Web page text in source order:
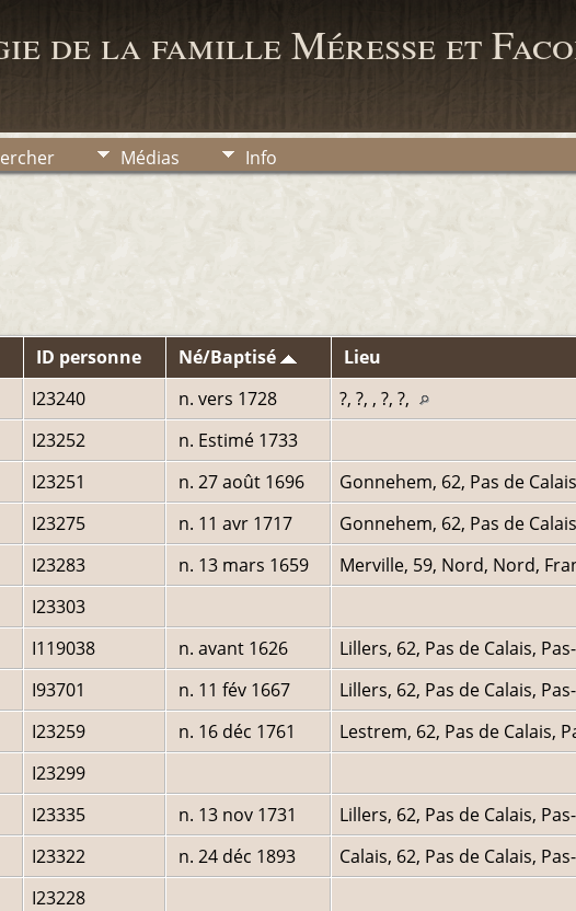
de la famille Méresse et
Médias Info
ID personne Né/Baptisé
Lieu
I23240 n. vers 1728
?, ?, , ?, ?,
I23252
n. Estimé 1733
I23251 n. 27 août 1696
Gonnehem, 62, Pas de
I23275 n. 11 avr 1717
Gonnehem, 62, Pas de
I23283 n. 13 mars 1659
Merville, 59, Nord, Nord,
I23303
I119038 n. avant 1626
Lillers, 62, Pas de Calais,
I93701 n. 11 fév 1667
Lillers, 62, Pas de Calais,
I23259 n. 16 déc 1761
Lestrem, 62, Pas de Calais,
I23299
I23335 n. 13 nov 1731
Lillers, 62, Pas de Calais,
I23322 n. 24 déc 1893
Calais, 62, Pas de Calais,
I23228